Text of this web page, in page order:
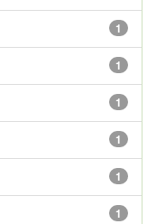
1
1
1
1
1
1